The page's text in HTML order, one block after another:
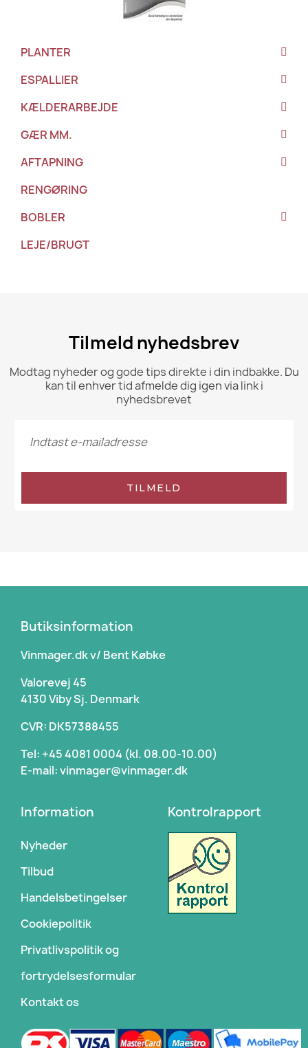
PLANTER
ESPALLIER
KÆLDERARBEJDE
GÆR MM.
AFTAPNING
RENGØRING
BOBLER
LEJE/BRUGT
Tilmeld nyhedsbrev
Modtag nyheder og gode tips direkte i din indbakke. Du
kan til enhver tid afmelde dig igen via link i
nyhedsbrevet
TILMELD
Butiksinformation
Vinmager.dk v/ Bent Købke
Valorevej 45
4130 Viby Sj. Denmark
CVR: DK57388455
Tel: +45 4081 0004 (kl. 08.00-10.00)
E-mail: vinmager@vinmager.dk
Information
Nyheder
Tilbud
Handelsbetingelser
Cookiepolitik
Privatlivspolitik og
fortrydelsesformular
Kontakt os
Kontrolrapport